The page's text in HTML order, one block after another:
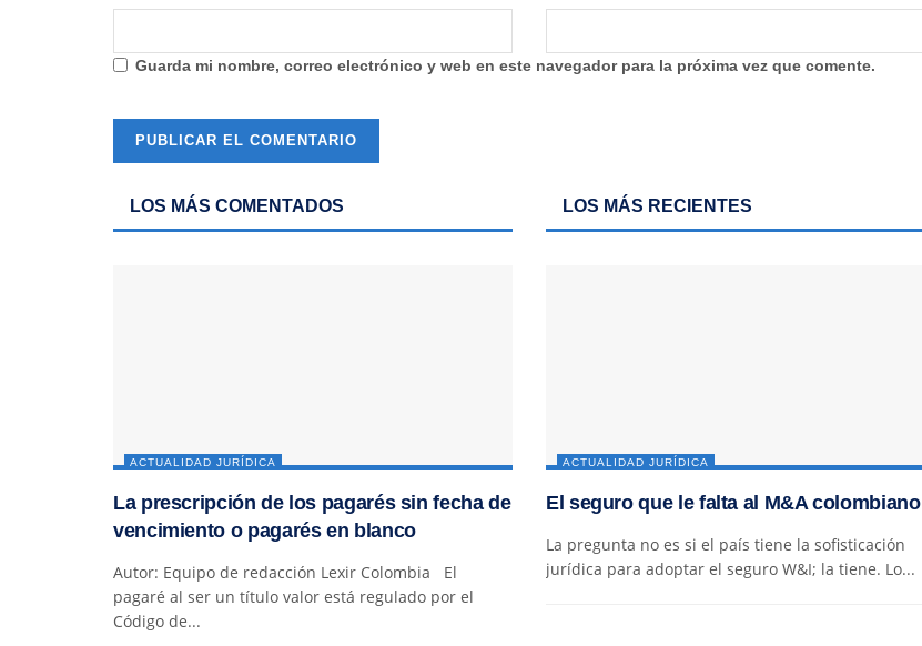
Guarda mi nombre, correo electrónico y web en este navegador para la próxima vez que comente.
LOS MÁS COMENTADOS
ACTUALIDAD JURÍDICA
La prescripción de los pagarés sin fecha de
vencimiento o pagarés en blanco
Autor: Equipo de redacción Lexir Colombia El
pagaré al ser un título valor está regulado por el
Código de...
LOS MÁS RECIENTES
ACTUALIDAD JURÍDICA
El seguro que le falta al M&A colombiano
La pregunta no es si el país tiene la sofisticación
jurídica para adoptar el seguro W&I; la tiene. Lo...